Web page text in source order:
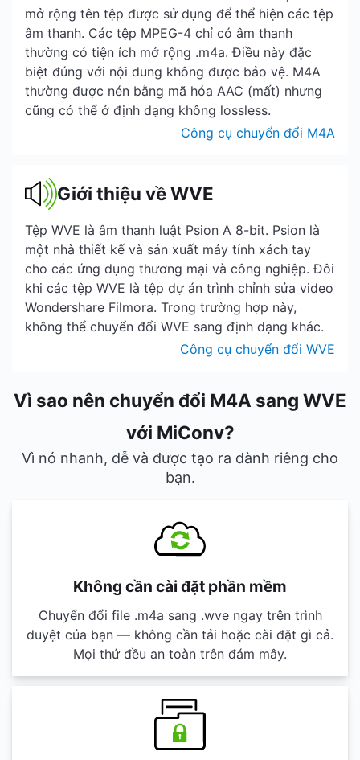
mở rộng tên tệp được sử dụng để thể hiện các tệp
âm thanh. Các tệp MPEG-4 chỉ có âm thanh
thường có tiện ích mở rộng .m4a. Điều này đặc
biệt đúng với nội dung không được bảo vệ. M4A
thường được nén bằng mã hóa AAC (mất) nhưng
cũng có thể ở định dạng không lossless.
Công cụ chuyển đổi M4A
Giới thiệu về WVE
Tệp WVE là âm thanh luật Psion A 8-bit. Psion là
một nhà thiết kế và sản xuất máy tính xách tay
cho các ứng dụng thương mại và công nghiệp. Đôi
khi các tệp WVE là tệp dự án trình chỉnh sửa video
Wondershare Filmora. Trong trường hợp này,
không thể chuyển đổi WVE sang định dạng khác.
Công cụ chuyển đổi WVE
Vì sao nên chuyển đổi M4A sang WVE
với MiConv?
Vì nó nhanh, dễ và được tạo ra dành riêng cho
bạn.
Không cần cài đặt phần mềm
Chuyển đổi file .m4a sang .wve ngay trên trình
duyệt của bạn — không cần tải hoặc cài đặt gì cả.
Mọi thứ đều an toàn trên đám mây.